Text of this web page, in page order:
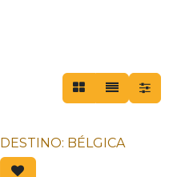
DESTINO: BÉLGICA